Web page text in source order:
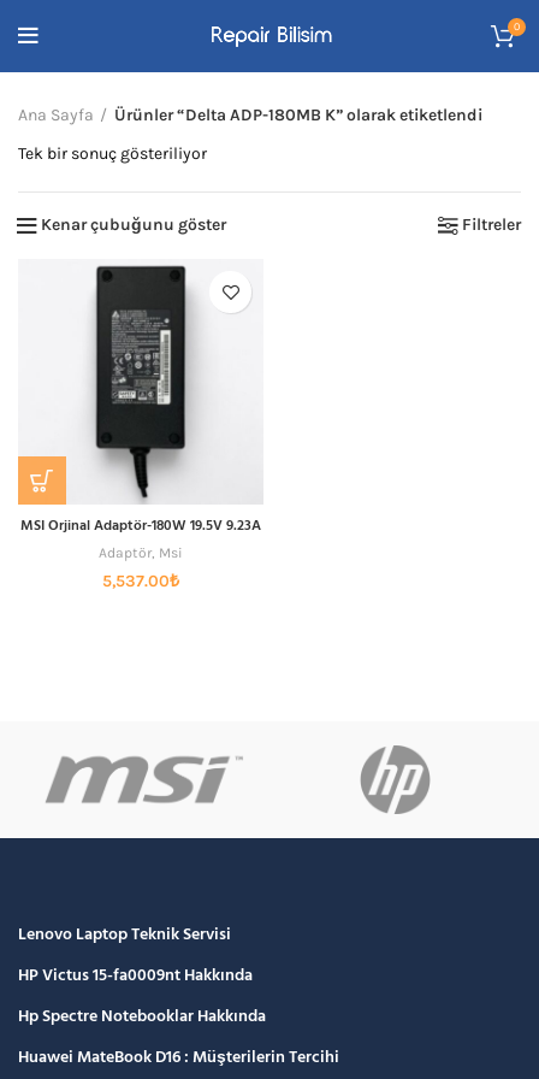
0
Ana Sayfa
Ürünler “Delta ADP-180MB K” olarak etiketlendi
Tek bir sonuç gösteriliyor
Kenar çubuğunu göster Filtreler
MSI Orjinal Adaptör-180W 19.5V 9.23A
Adaptör, Msi
5,537.00₺
Lenovo Laptop Teknik Servisi
HP Victus 15-fa0009nt Hakkında
Hp Spectre Notebooklar Hakkında
Huawei MateBook D16 : Müşterilerin Tercihi